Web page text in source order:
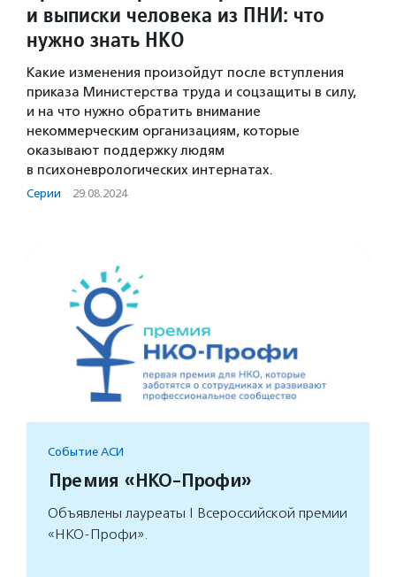
и выписки человека из ПНИ: что
нужно знать НКО
Какие изменения произойдут после вступления
приказа Министерства труда и соцзащиты в силу,
и на что нужно обратить внимание
некоммерческим организациям, которые
оказывают поддержку людям
в психоневрологических интернатах.
Серии · 29.08.2024
Событие АСИ
Премия «НКО-Профи»
Объявлены лауреаты I Всероссийской премии
«НКО-Профи».